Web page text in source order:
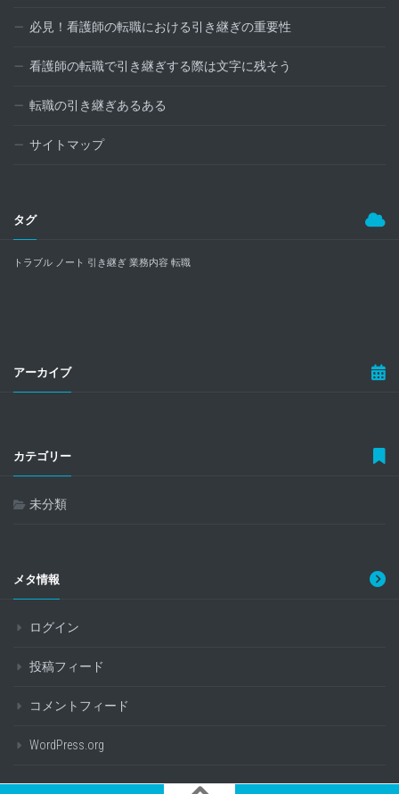
必見！看護師の転職における引き継ぎの重要性
看護師の転職で引き継ぎする際は文字に残そう
転職の引き継ぎあるある
サイトマップ
タグ
トラブル ノート 引き継ぎ 業務内容 転職
アーカイブ
カテゴリー
未分類
メタ情報
ログイン
投稿フィード
コメントフィード
WordPress.org